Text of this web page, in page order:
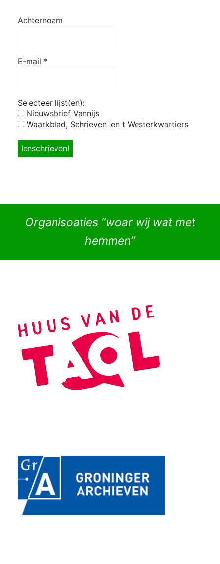
Achternoam
E-mail *
Selecteer lijst(en):
Nieuwsbrief Vannijs
Waarkblad, Schrieven ien t Westerkwartiers
Organisoaties “woar wij wat met
hemmen”